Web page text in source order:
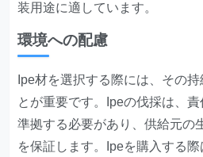
装用途に適しています。
環境への配慮
Ipe材を選択する際には、その
とが重要です。Ipeの伐採は、
準拠する必要があり、供給元の
を保証します。Ipeを購入する